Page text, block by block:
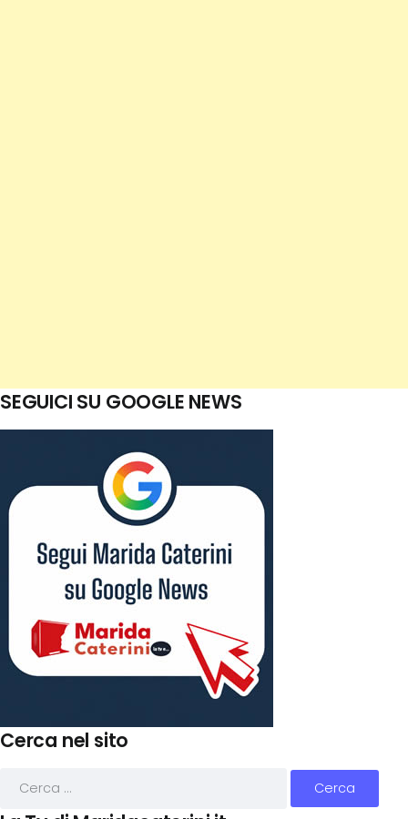
SEGUICI SU GOOGLE NEWS
Cerca nel sito